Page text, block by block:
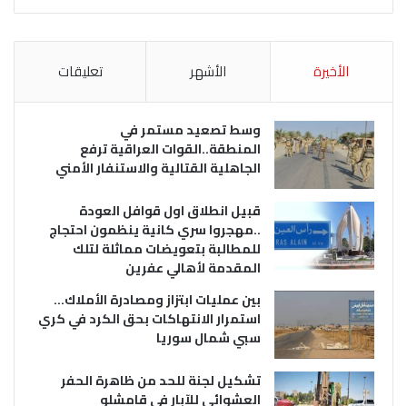
الأخيرة الأشهر تعليقات
وسط تصعيد مستمر في
المنطقة..القوات العراقية ترفع
الجاهلية القتالية والاستنفار الأمني
قبيل انطلاق اول قوافل العودة
..مهجروا سري كانية ينظمون احتجاج
للمطالبة بتعويضات مماثلة لتلك
المقدمة لأهالي عفرين
بين عمليات ابتزاز ومصادرة الأملاك…
استمرار الانتهاكات بحق الكرد في كري
سبي شمال سوريا
تشكيل لجنة للحد من ظاهرة الحفر
العشوائي للآبار في قامشلو